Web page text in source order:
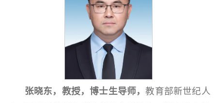
张晓东，教授，博士生导师，教育部新世纪人